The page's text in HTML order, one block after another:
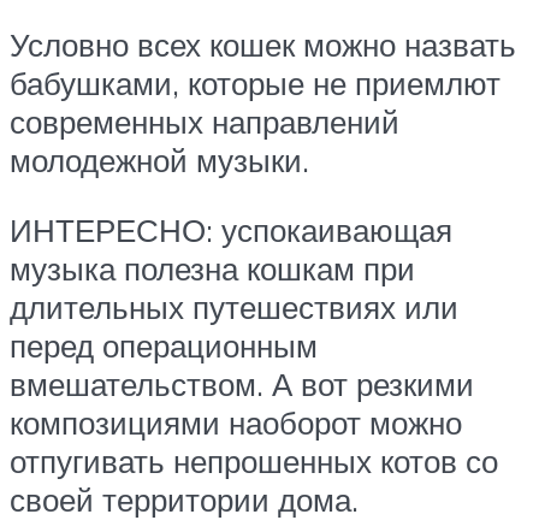
Условно всех кошек можно назвать
бабушками, которые не приемлют
современных направлений
молодежной музыки.
ИНТЕРЕСНО: успокаивающая
музыка полезна кошкам при
длительных путешествиях или
перед операционным
вмешательством. А вот резкими
композициями наоборот можно
отпугивать непрошенных котов со
своей территории дома.